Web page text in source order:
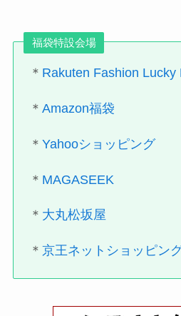
福袋特設会場
＊ Rakuten Fashion Lucky
＊Amazon福袋
＊Yahooショッピング
＊ MAGASEEK
＊ 大丸松坂屋
＊京王ネットショッピン